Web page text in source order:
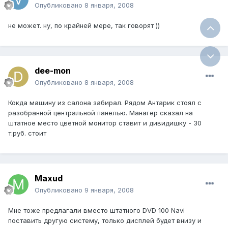
Опубликовано 8 января, 2008
не может. ну, по крайней мере, так говорят ))
dee-mon
Опубликовано 8 января, 2008
Кокда машину из салона забирал. Рядом Антарик стоял с
разобранной центральной панелью. Манагер сказал на
штатное место цветной монитор ставит и дивидишку - 30
т.руб. стоит
Maxud
Опубликовано 9 января, 2008
Мне тоже предлагали вместо штатного DVD 100 Navi
поставить другую систему, только дисплей будет внизу и